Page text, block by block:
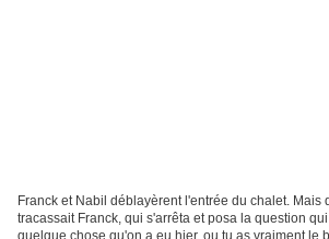
Franck et Nabil déblayèrent l'entrée du chalet. Mais
tracassait Franck, qui s'arrêta et posa la question
quelque chose qu'on a eu hier, ou tu as vraiment le